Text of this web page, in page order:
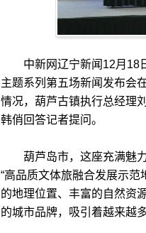
中新网辽宁新闻12月18日
主题系列第五场新闻发布会
情况，葫芦古镇执行总经理
韩俏回答记者提问。
葫芦岛市，这座充满魅力
“高品质文体旅融合发展示
的地理位置、丰富的自然资
的城市品牌，吸引着越来越